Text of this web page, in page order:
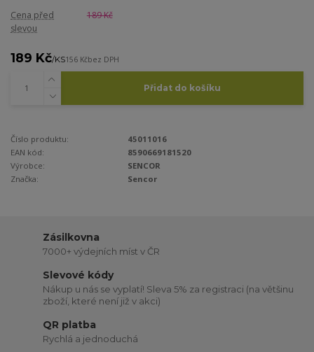
Cena před
slevou
189 Kč
189 Kč/KS156 Kčbez DPH
Přidat do košíku
Číslo produktu:
45011016
EAN kód:
8590669181520
Výrobce:
SENCOR
Značka:
Sencor
Zásilkovna
7000+ výdejních míst v ČR
Slevové kódy
Nákup u nás se vyplatí! Sleva 5% za registraci (na většinu
zboží, které není již v akci)
QR platba
Rychlá a jednoduchá